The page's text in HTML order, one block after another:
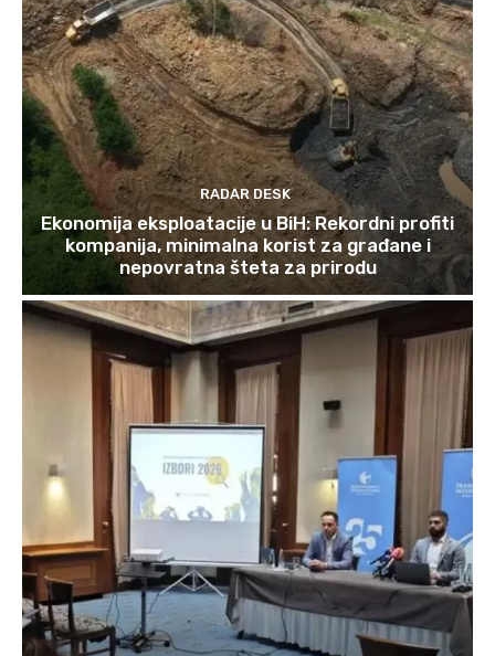
RADAR DESK
Ekonomija eksploatacije u BiH: Rekordni profiti
kompanija, minimalna korist za građane i
nepovratna šteta za prirodu